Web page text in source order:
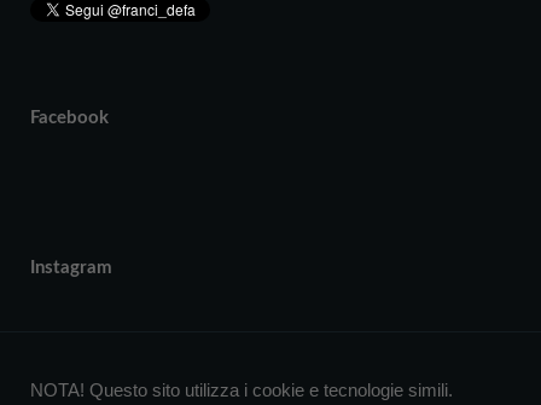
Facebook
Instagram
NOTA! Questo sito utilizza i cookie e tecnologie simili.